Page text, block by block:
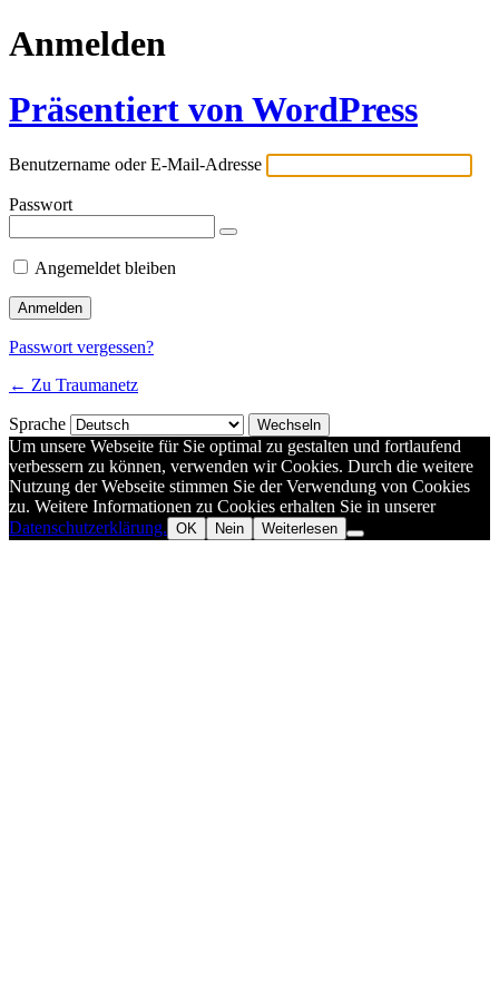
Anmelden
Präsentiert von WordPress
Benutzername oder E-Mail-Adresse
Passwort
Angemeldet bleiben
Passwort vergessen?
← Zu Traumanetz
Sprache
Um unsere Webseite für Sie optimal zu gestalten und fortlaufend
verbessern zu können, verwenden wir Cookies. Durch die weitere
Nutzung der Webseite stimmen Sie der Verwendung von Cookies
zu. Weitere Informationen zu Cookies erhalten Sie in unserer
Datenschutzerklärung. OK Nein Weiterlesen